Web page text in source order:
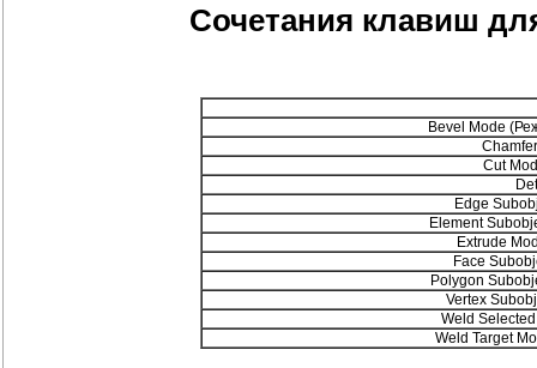
Сочетания клавиш
Bevel Mode
Cut
Edge
Element
Extrude
Face
Polygon
Vertex
Weld
Weld Target